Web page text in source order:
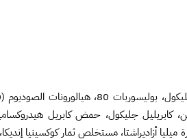
كابريليل جليكول، حمض كابريل
أزاديراشتا، مستخلص ثمار كوكسينيا